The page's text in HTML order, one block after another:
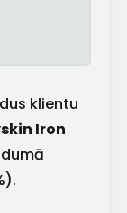
klientu
Iron